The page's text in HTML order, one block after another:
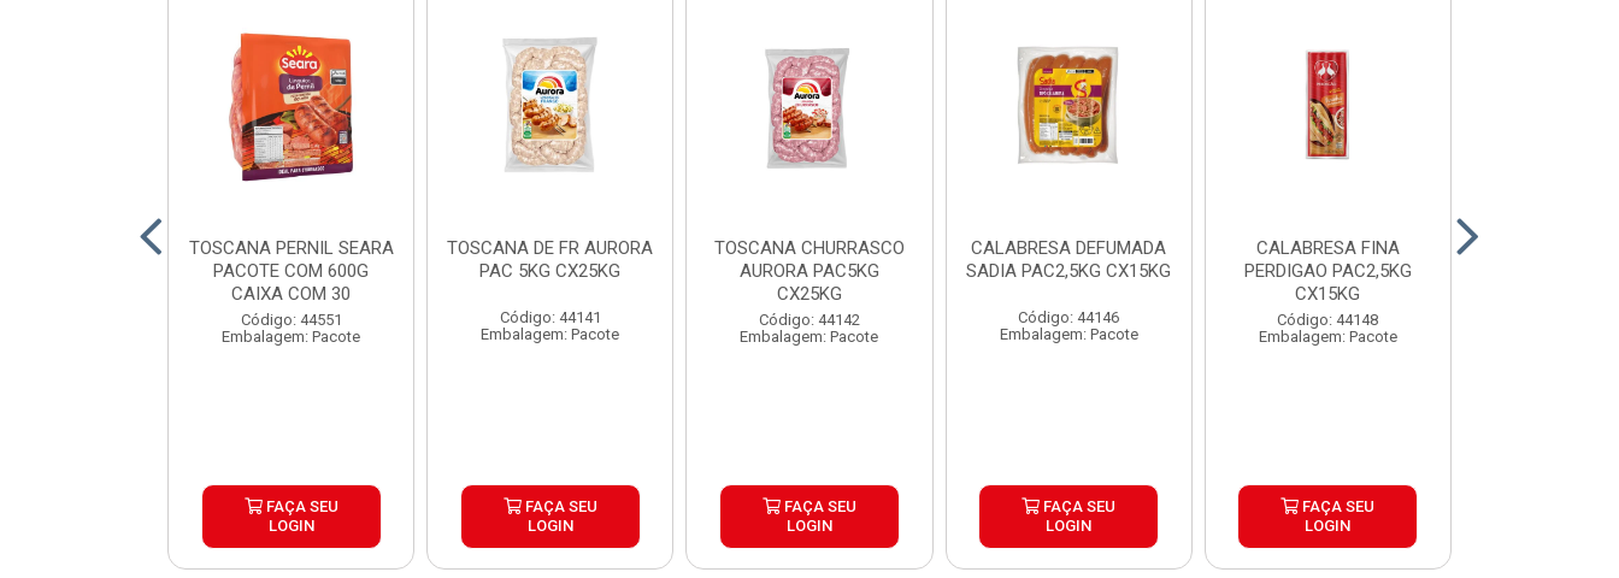
TOSCANA PERNIL SEARA
PACOTE COM 600G
CAIXA COM 30
Código: 44551
Embalagem: Pacote
FAÇA SEU
LOGIN
TOSCANA DE FR AURORA
PAC 5KG CX25KG
Código: 44141
Embalagem: Pacote
FAÇA SEU
LOGIN
TOSCANA CHURRASCO
AURORA PAC5KG
CX25KG
Código: 44142
Embalagem: Pacote
FAÇA SEU
LOGIN
CALABRESA DEFUMADA
SADIA PAC2,5KG CX15KG
Código: 44146
Embalagem: Pacote
FAÇA SEU
LOGIN
CALABRESA FINA
PERDIGAO PAC2,5KG
CX15KG
Código: 44148
Embalagem: Pacote
FAÇA SEU
LOGIN